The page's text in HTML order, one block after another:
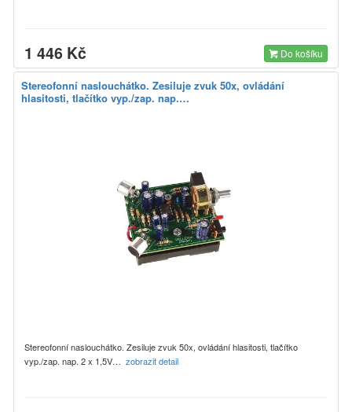
1 446 Kč Do košíku
Stereofonní naslouchátko. Zesiluje zvuk 50x, ovládání
hlasitosti, tlačítko vyp./zap. nap.…
Stereofonní naslouchátko. Zesiluje zvuk 50x, ovládání hlasitosti, tlačítko
vyp./zap. nap. 2 x 1,5V… zobrazit detail